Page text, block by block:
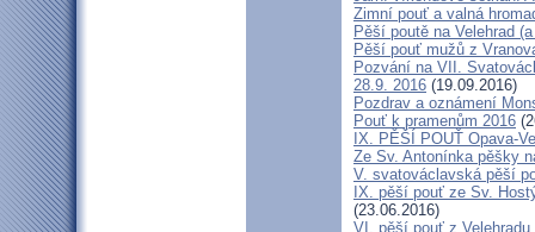
Zimní pouť a valná
Pěší poutě na Velehrad
Pěší pouť mužů z
Pozvání na VII.
28.9. 2016 (19.09.2016)
Pozdrav a oznámení
Pouť k pramenům 2016
IX. PĚŠÍ POUŤ Opava-
Ze Sv. Antonínka pěšky
V. svatováclavská pěší
IX. pěší pouť ze Sv.
(23.06.2016)
VI. pěší pouť z